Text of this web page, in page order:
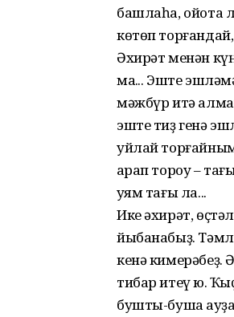
башлаһа, ойота
көтөп
Әхирәт менән
маҡ... Эште
мәжбүр итә
эште тиҙ генә
уйлай
ҡарап тороу –
ҡуям тағы ла...
Ике әхирәт,
йыбанабыҙ.
кенә кимерәбеҙ.
тибар итеү юҡ.
бушты-бушҡа